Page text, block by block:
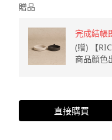
贈品
完成結帳
(贈) 【
商品顏色
直接購買